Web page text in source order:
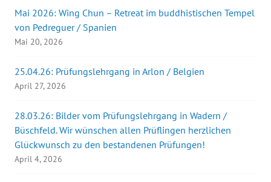
Mai 2026: Wing Chun – Retreat im buddhistischen Tempel
von Pedreguer / Spanien
Mai 20, 2026
25.04.26: Prüfungslehrgang in Arlon / Belgien
April 27, 2026
28.03.26: Bilder vom Prüfungslehrgang in Wadern /
Büschfeld. Wir wünschen allen Prüflingen herzlichen
Glückwunsch zu den bestandenen Prüfungen!
April 4, 2026